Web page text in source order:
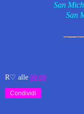
San
San
R♡ alle 00:00
Condividi